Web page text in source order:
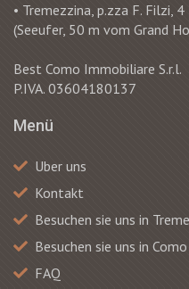
• Tremezzina, p.zza F. Filzi, 4
(Seeufer, 50 m vom Grand
Best Como Immobiliare S.r.l.
P.IVA. 03604180137
Menü
Uber uns
Kontakt
Besuchen sie uns in
Besuchen sie uns in Como
FAQ